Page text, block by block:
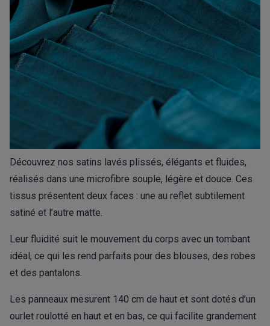
Découvrez nos satins lavés plissés, élégants et fluides,
réalisés dans une microfibre souple, légère et douce. Ces
tissus présentent deux faces : une au reflet subtilement
satiné et l’autre matte.
Leur fluidité suit le mouvement du corps avec un tombant
idéal, ce qui les rend parfaits pour des blouses, des robes
et des pantalons.
Les panneaux mesurent 140 cm de haut et sont dotés d’un
ourlet roulotté en haut et en bas, ce qui facilite grandement